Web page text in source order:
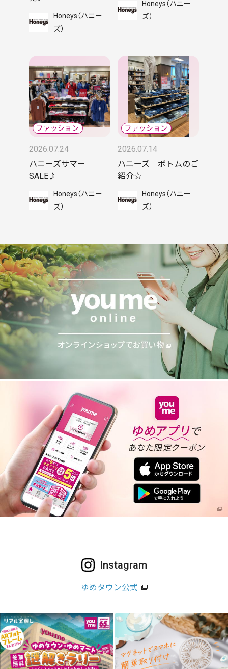
Honeys（ハニー
ズ）
Honeys（ハニー
ズ）
2026.07.24
ハニーズサマー
SALE♪
Honeys（ハニー
ズ）
2026.07.14
ハニーズ ボトムのご
紹介☆
Honeys（ハニー
ズ）
Instagram
ゆめタウン公式